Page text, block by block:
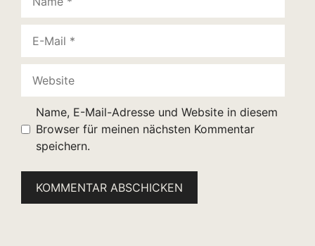
Mail
Name, E-Mail-Adresse und Website in diesem
Browser für meinen nächsten Kommentar
speichern.